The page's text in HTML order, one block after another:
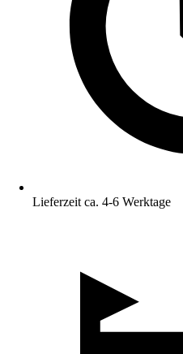
Lieferzeit ca. 4-6 Werktage